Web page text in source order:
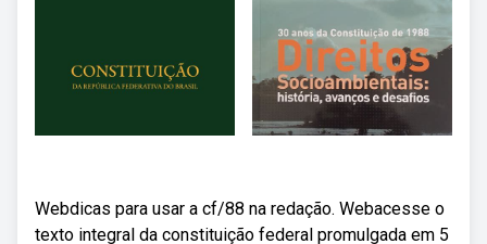
Webdicas para usar a cf/88 na redação. Webacesse o
texto integral da constituição federal promulgada em 5